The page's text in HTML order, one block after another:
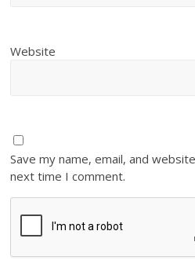
Website
Save my name, email, and
next time I comment.